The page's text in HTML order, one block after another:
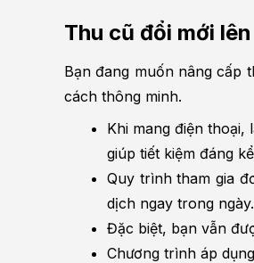
Thu cũ đổi mới
Bạn đang muốn nâng cấp
cách thông minh.
Khi mang điện
giúp tiết kiệm đáng
Quy trình tham gia
dịch ngay trong ngày.
Đặc biệt, bạn vẫn
Chương trình áp